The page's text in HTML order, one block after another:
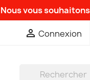
vous
 Connexion